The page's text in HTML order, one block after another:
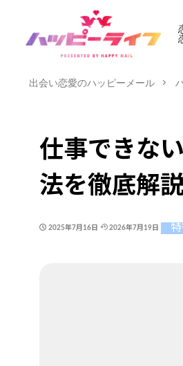
出会い恋愛のハッピーメール
仕事できな
法を徹底解
2025年7月16日 2026年7月19日